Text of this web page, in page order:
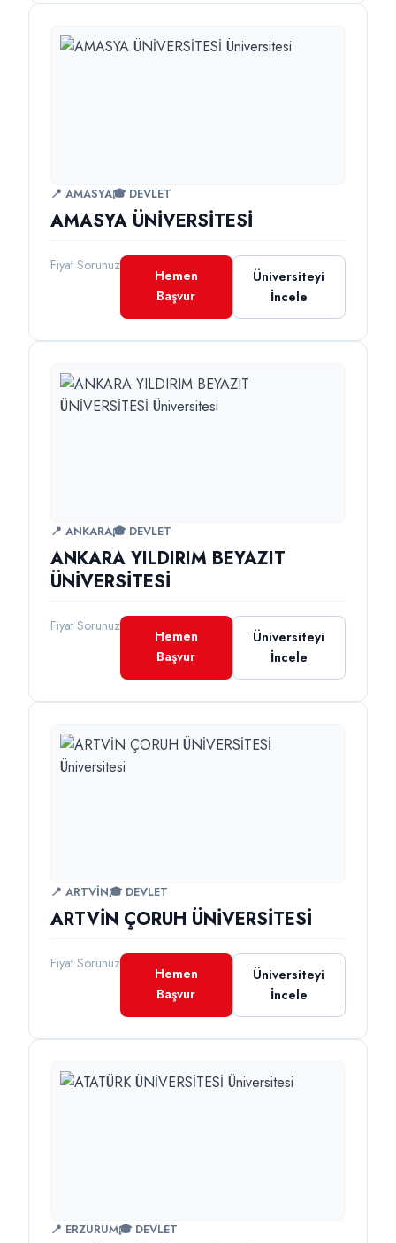
📍 AMASYA🎓 DEVLET
AMASYA ÜNİVERSİTESİ
Fiyat Sorunuz
Hemen
Başvur
Üniversiteyi
İncele
📍 ANKARA🎓 DEVLET
ANKARA YILDIRIM BEYAZIT
ÜNİVERSİTESİ
Fiyat Sorunuz
Hemen
Başvur
Üniversiteyi
İncele
📍 ARTVİN🎓 DEVLET
ARTVİN ÇORUH ÜNİVERSİTESİ
Fiyat Sorunuz
Hemen
Başvur
Üniversiteyi
İncele
📍 ERZURUM🎓 DEVLET